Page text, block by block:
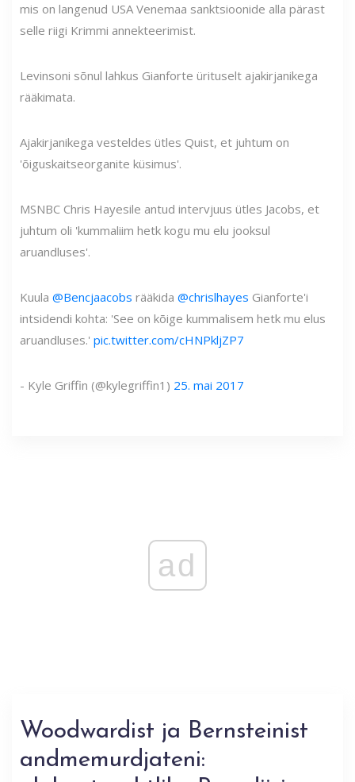
mis on langenud USA Venemaa sanktsioonide alla pärast
selle riigi Krimmi annekteerimist.
Levinsoni sõnul lahkus Gianforte ürituselt ajakirjanikega
rääkimata.
Ajakirjanikega vesteldes ütles Quist, et juhtum on
'õiguskaitseorganite küsimus'.
MSNBC Chris Hayesile antud intervjuus ütles Jacobs, et
juhtum oli 'kummaliim hetk kogu mu elu jooksul
aruandluses'.
Kuula @Bencjaacobs rääkida @chrislhayes Gianforte'i
intsidendi kohta: 'See on kõige kummalisem hetk mu elus
aruandluses.' pic.twitter.com/cHNPkljZP7
- Kyle Griffin (@kylegriffin1) 25. mai 2017
ad
Woodwardist ja Bernsteinist
andmemurdjateni: